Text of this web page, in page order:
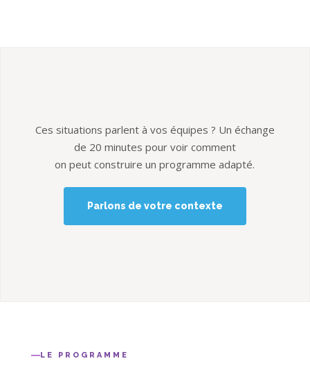
Ces situations parlent à vos équipes ? Un échange
de 20 minutes pour voir comment
on peut construire un programme adapté.
Parlons de votre contexte
LE PROGRAMME